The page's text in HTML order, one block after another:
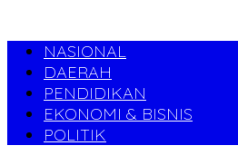
NASIONAL
DAERAH
PENDIDIKAN
EKONOMI & BISNIS
POLITIK